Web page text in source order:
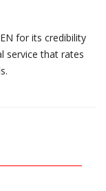
for its credibility
service that rates